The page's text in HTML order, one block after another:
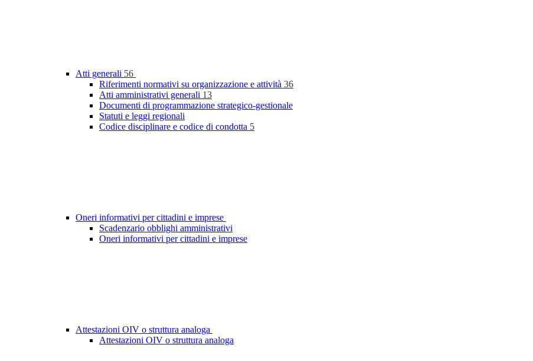
Atti generali 56
Riferimenti normativi su organizzazione e attività 36
Atti amministrativi generali 13
Documenti di programmazione strategico-gestionale
Statuti e leggi regionali
Codice disciplinare e codice di condotta 5
Oneri informativi per cittadini e imprese
Scadenzario obblighi amministrativi
Oneri informativi per cittadini e imprese
Attestazioni OIV o struttura analoga
Attestazioni OIV o struttura analoga